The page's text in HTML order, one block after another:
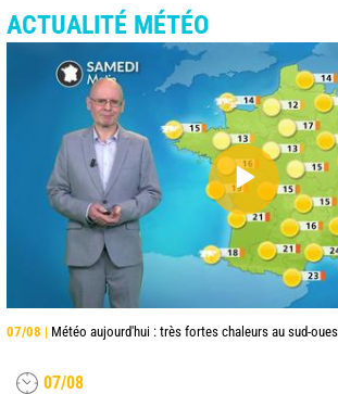
ACTUALITÉ MÉTÉO
07/08 | Météo aujourd'hui : très fortes chaleurs au sud-ouest avant
07/08